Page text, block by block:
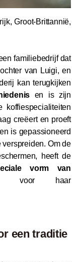
Groot-Brittannië,
familiebedrijf dat
van Luigi, en
kan terugkijken
en is zijn
koffiespecialiteiten
creëert en proeft
is gepassioneerd
Om de
heeft de
vorm van
voor haar
een traditie